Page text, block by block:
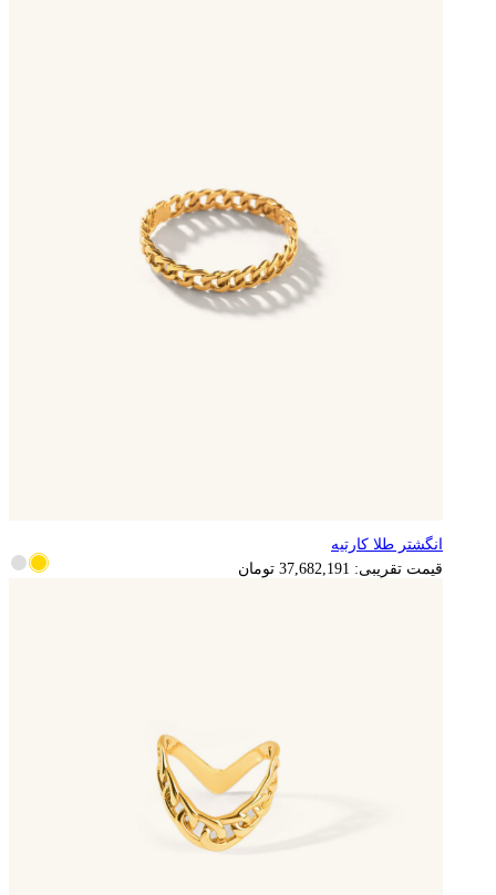
7,536,438 تومان انگشتر طلا کارتیه
قیمت تقریبی:37,682,191 تومان